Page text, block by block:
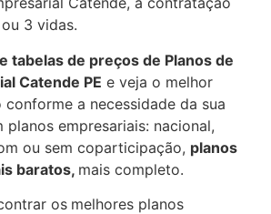
3 vidas.
tabelas de preços de Planos de
Catende PE e veja o melhor
a necessidade da sua
planos empresariais: nacional,
ou sem coparticipação, planos
baratos, mais completo.
os melhores planos